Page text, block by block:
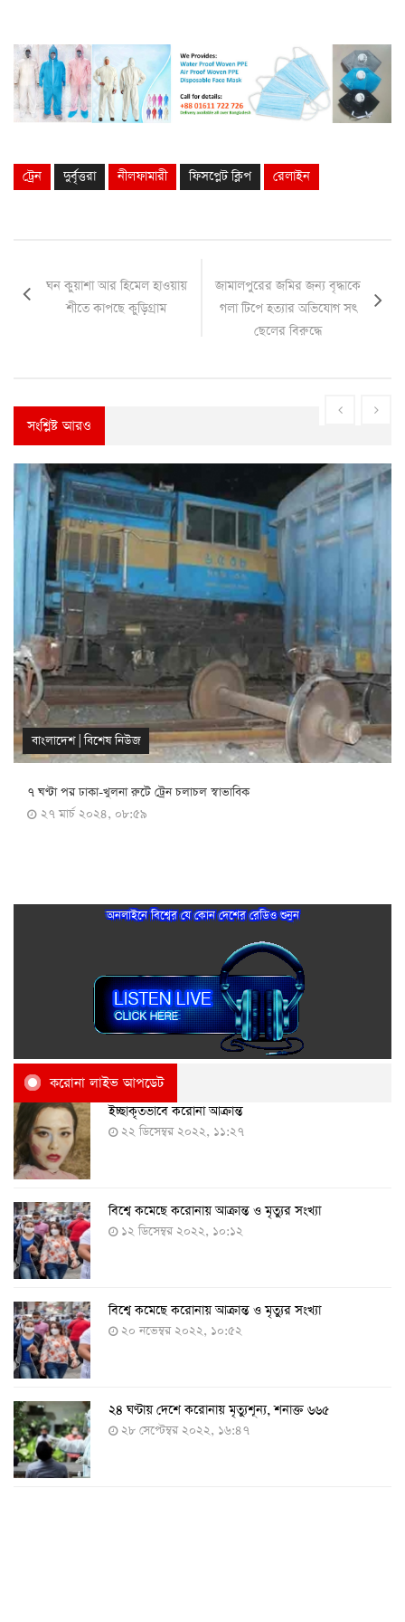
ট্রেন দুর্বৃত্তরা নীলফামারী ফিসপ্লেট ক্লিপ রেলাইন
ঘন কুয়াশা আর হিমেল হাওয়ায়
শীতে কাপছে কুড়িগ্রাম
জামালপুরের জমির জন্য বৃদ্ধাকে
গলা টিপে হত্যার অভিযোগ সৎ
ছেলের বিরুদ্ধে
সংশ্লিষ্ট আরও
বাংলাদেশ|বিশেষ নিউজ
৭ ঘণ্টা পর ঢাকা-খুলনা রুটে ট্রেন চলাচল স্বাভাবিক
২৭ মার্চ ২০২৪, ০৮:৫৯
অনলাইনে বিশ্বের যে কোন দেশের রেডিও শুনুন
করোনা লাইভ আপডেট
ইচ্ছাকৃতভাবে করোনা আক্রান্ত
২২ ডিসেম্বর ২০২২, ১১:২৭
বিশ্বে কমেছে করোনায় আক্রান্ত ও মৃত্যুর সংখ্যা
১২ ডিসেম্বর ২০২২, ১০:১২
বিশ্বে কমেছে করোনায় আক্রান্ত ও মৃত্যুর সংখ্যা
২০ নভেম্বর ২০২২, ১০:৫২
২৪ ঘণ্টায় দেশে করোনায় মৃত্যুশূন্য, শনাক্ত ৬৬৫
২৮ সেপ্টেম্বর ২০২২, ১৬:৪৭